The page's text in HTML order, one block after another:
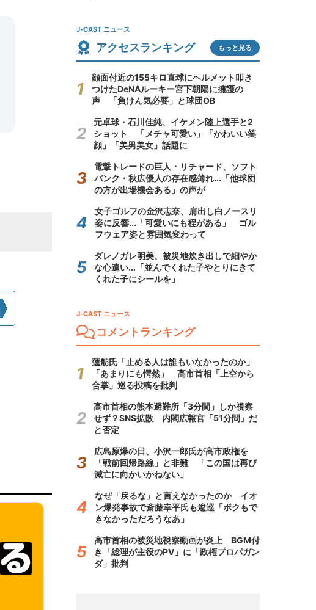
J-CAST ニュース
アクセスランキング もっと見る
顔面付近の155キロ直球にヘルメット叩き
つけたDeNAルーキー宮下朝陽に擁護の
声 「負けん気必要」と球団OB
元卓球・石川佳純、イケメン陸上選手と2
ショット 「メチャ可愛い」「かわいい笑
顔」「美男美女」話題に
電撃トレードの巨人・リチャード、ソフト
バンク・秋広優人の存在感薄れ...「他球団
の方が出場機会ある」の声が
女子ゴルフの金沢志奈、肩出し白ノースリ
姿に反響...「可愛いにも程がある」 ゴル
フウェア姿と雰囲気変わって
ダレノガレ明美、被災地炊き出しで細やか
な心遣い...「並んでくれた子やとりにきて
くれた子にシールを」
J-CAST ニュース
コメントランキング
蓮舫氏「止める人は誰もいなかったのか」
「あまりにも愕然」 高市首相「上空から
合掌」巡る投稿を批判
高市首相の熊本避難所「3分間」しか視察
せず？SNS拡散 内閣広報官「51分間」だ
と否定
広島原爆の日、小沢一郎氏が高市政権を
「戦前回帰路線」と非難 「この国は再び
滅亡に向かいかねない」
なぜ「戻るな」と言えなかったのか イオ
ン爆発事故で斎藤幸平氏も逡巡「ボクもで
きなかっただろうなあ」
高市首相の被災地視察動画が炎上 BGM付
き「総理が主役のPV」に「政権プロパガン
ダ」批判